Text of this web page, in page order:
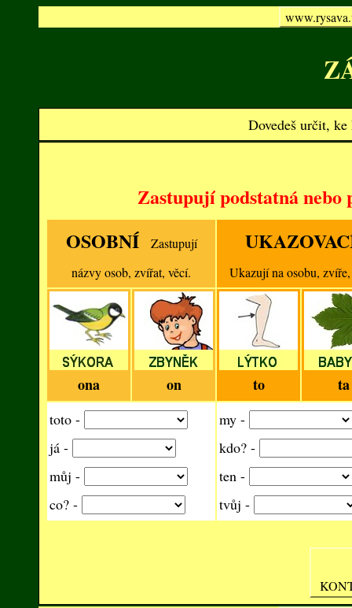
Dovedeš určit,
Zastupují podstatná nebo
OSOBNÍ Zastupují
názvy osob, zvířat, věcí.
Ukazují na osobu,
ona on to ta
toto -
já -
můj -
co? -
my -
kdo? -
ten -
tvůj -